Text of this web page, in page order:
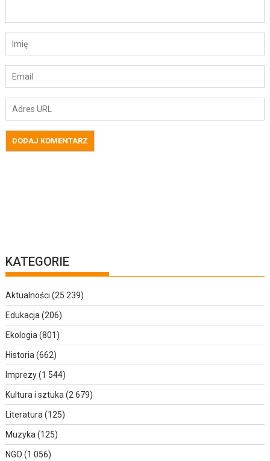
KATEGORIE
Aktualności (25 239)
Edukacja (206)
Ekologia (801)
Historia (662)
Imprezy(1 544)
Kultura i sztuka (2 679)
Literatura (125)
Muzyka (125)
NGO (1 056)